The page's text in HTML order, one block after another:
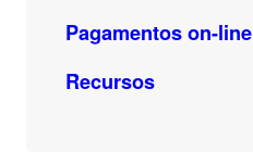
Pagamentos on-line
Recursos